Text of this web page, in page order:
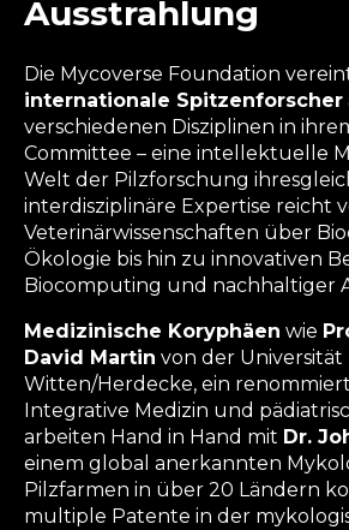
Ausstrahlung
Die Mycoverse Foundation
internationale Spitzenforscher
verschiedenen Disziplinen in
Committee – eine intellektuelle
Welt der Pilzforschung
interdisziplinäre Expertise reicht
Veterinärwissenschaften über
Ökologie bis hin zu innovativen
Biocomputing und nachhaltiger
Medizinische Koryphäen wie
David Martin von der Universität
Witten/Herdecke, ein
Integrative Medizin und
arbeiten Hand in Hand mit Dr.
einem global anerkannten
Pilzfarmen in über 20 Ländern
multiple Patente in der